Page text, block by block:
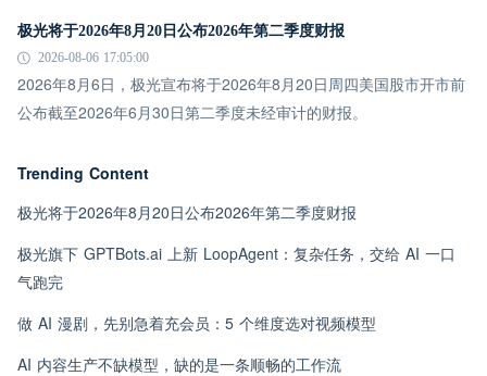
极光将于2026年8月20日公布2026年第二季度财报
2026-08-06 17:05:00
2026年8月6日，极光宣布将于2026年8月20日周四美国股市开市前
公布截至2026年6月30日第二季度未经审计的财报。
Trending Content
极光将于2026年8月20日公布2026年第二季度财报
极光旗下 GPTBots.ai 上新 LoopAgent：复杂任务，交给 AI 一口
气跑完
做 AI 漫剧，先别急着充会员：5 个维度选对视频模型
AI 内容生产不缺模型，缺的是一条顺畅的工作流